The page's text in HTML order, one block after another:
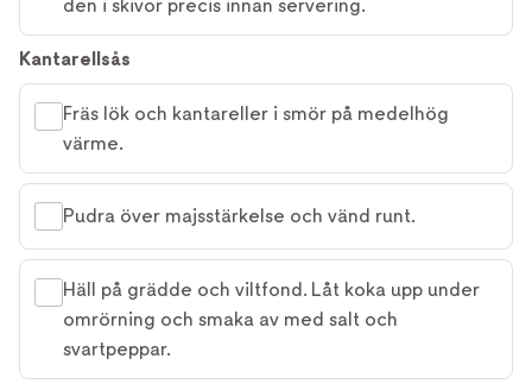
den i skivor precis innan servering.
Kantarellsås
Fräs lök och kantareller i smör på medelhög
värme.
Pudra över majsstärkelse och vänd runt.
Häll på grädde och viltfond. Låt koka upp under
omrörning och smaka av med salt och
svartpeppar.